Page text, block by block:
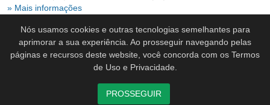
» Mais informações
VER PERFIL PEDIR VIA WHATSAPP
2
Nós usamos cookies e outras tecnologias semelhantes para
aprimorar a sua experiência. Ao prosseguir navegando pelas
páginas e recursos deste website, você concorda com os Termos
de Uso e Privacidade.
PROSSEGUIR